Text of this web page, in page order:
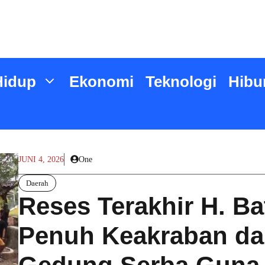
Ekonomi Teknologi
JUNI 4, 2026 One
Daerah
Reses Terakhir H.
Penuh Keakraban